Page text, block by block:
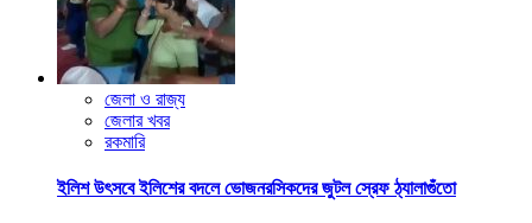
জেলা ও রাজ্য
জেলার খবর
রকমারি
ইলিশ উৎসবে ইলিশের বদলে ভোজনরসিকদের জুটল স্রেফ ঠ্যালাগুঁতো